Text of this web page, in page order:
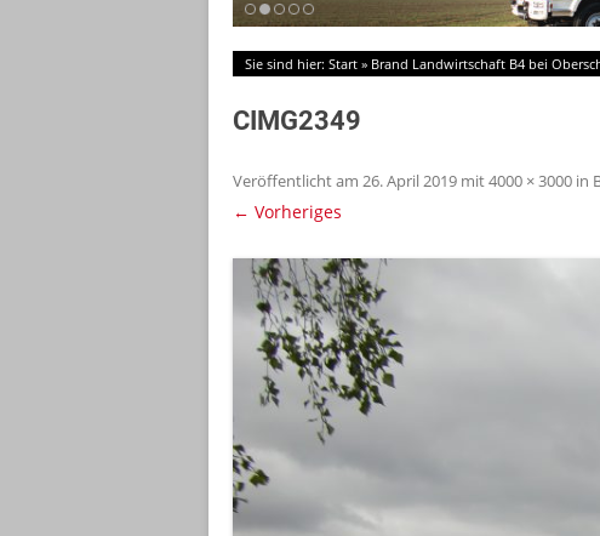
Sie sind hier: Start » Brand Landwirtschaft B4 bei
CIMG2349
Veröffentlicht am 26. April 2019 mit4000 × 3000 in
← Vorheriges